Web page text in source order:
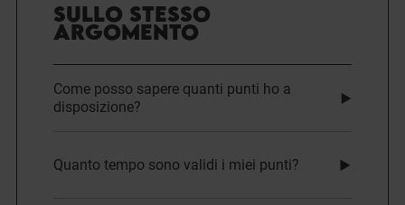
SULLO STESSO
ARGOMENTO
Come posso sapere quanti punti ho a
disposizione?
Quanto tempo sono validi i miei punti?